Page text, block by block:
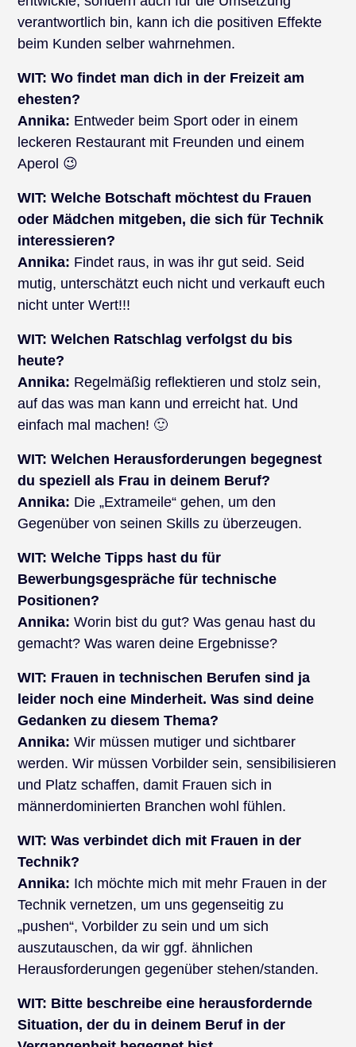
verantwortlich bin, kann ich die positiven Effekte
beim Kunden selber wahrnehmen.
WIT: Wo findet man dich in der Freizeit am
ehesten?
Annika: Entweder beim Sport oder in einem
leckeren Restaurant mit Freunden und einem
Aperol 😉
WIT: Welche Botschaft möchtest du Frauen
oder Mädchen mitgeben, die sich für Technik
interessieren?
Annika: Findet raus, in was ihr gut seid. Seid
mutig, unterschätzt euch nicht und verkauft euch
nicht unter Wert!!!
WIT: Welchen Ratschlag verfolgst du bis
heute?
Annika: Regelmäßig reflektieren und stolz sein,
auf das was man kann und erreicht hat. Und
einfach mal machen! 🙂
WIT: Welchen Herausforderungen begegnest
du speziell als Frau in deinem Beruf?
Annika: Die „Extrameile“ gehen, um den
Gegenüber von seinen Skills zu überzeugen.
WIT: Welche Tipps hast du für
Bewerbungsgespräche für technische
Positionen?
Annika: Worin bist du gut? Was genau hast du
gemacht? Was waren deine Ergebnisse?
WIT: Frauen in technischen Berufen sind ja
leider noch eine Minderheit. Was sind deine
Gedanken zu diesem Thema?
Annika: Wir müssen mutiger und sichtbarer
werden. Wir müssen Vorbilder sein, sensibilisieren
und Platz schaffen, damit Frauen sich in
männerdominierten Branchen wohl fühlen.
WIT: Was verbindet dich mit Frauen in der
Technik?
Annika: Ich möchte mich mit mehr Frauen in der
Technik vernetzen, um uns gegenseitig zu
„pushen“, Vorbilder zu sein und um sich
auszutauschen, da wir ggf. ähnlichen
Herausforderungen gegenüber stehen/standen.
WIT: Bitte beschreibe eine herausfordernde
Situation, der du in deinem Beruf in der